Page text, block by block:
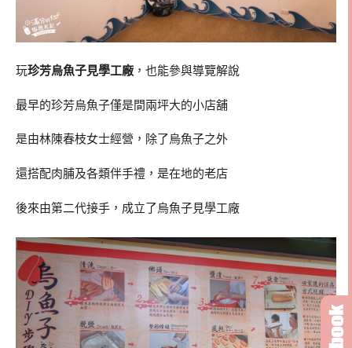
玩珍芳烏魚子見學工廠 ，也能參與導覽解說
最早的珍芳烏魚子僅是間兩坪大的小店舖
是由林陳春枝女士經營，除了烏魚子之外
還搭配肉脯及各類伴手禮，是在地的老店
後來由第二代接手，成立了烏魚子見學工廠